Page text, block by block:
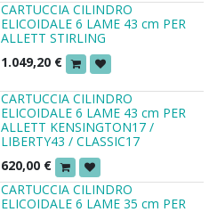
CARTUCCIA CILINDRO
ELICOIDALE 6 LAME 43 cm PER
ALLETT STIRLING
1.049,20 €
CARTUCCIA CILINDRO
ELICOIDALE 6 LAME 43 cm PER
ALLETT KENSINGTON17 /
LIBERTY43 / CLASSIC17
620,00 €
CARTUCCIA CILINDRO
ELICOIDALE 6 LAME 35 cm PER